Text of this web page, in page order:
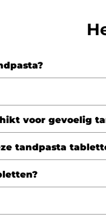
voor gevoelig
tandpasta